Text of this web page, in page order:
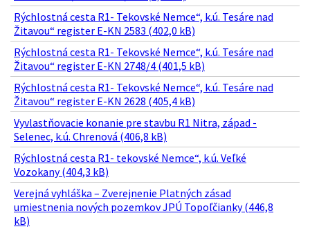
Rýchlostná cesta R1- Tekovské Nemce“, k.ú. Tesáre nad
Žitavou“ register E-KN 2583 (402,0 kB)
Rýchlostná cesta R1- Tekovské Nemce“, k.ú. Tesáre nad
Žitavou“ register E-KN 2748/4 (401,5 kB)
Rýchlostná cesta R1- Tekovské Nemce“, k.ú. Tesáre nad
Žitavou“ register E-KN 2628 (405,4 kB)
Vyvlastňovacie konanie pre stavbu R1 Nitra, západ -
Selenec, k.ú. Chrenová (406,8 kB)
Rýchlostná cesta R1- tekovské Nemce“, k.ú. Veľké
Vozokany (404,3 kB)
Verejná vyhláška – Zverejnenie Platných zásad
umiestnenia nových pozemkov JPÚ Topoľčianky (446,8
kB)